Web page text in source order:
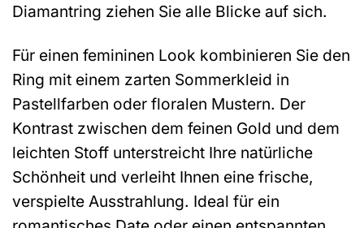
Diamantring ziehen Sie alle Blicke auf sich.
Für einen femininen Look kombinieren Sie den
Ring mit einem zarten Sommerkleid in
Pastellfarben oder floralen Mustern. Der
Kontrast zwischen dem feinen Gold und dem
leichten Stoff unterstreicht Ihre natürliche
Schönheit und verleiht Ihnen eine frische,
verspielte Ausstrahlung. Ideal für ein